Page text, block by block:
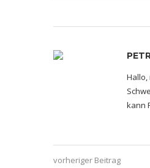
Hallo,
kann
vorheriger Beitrag